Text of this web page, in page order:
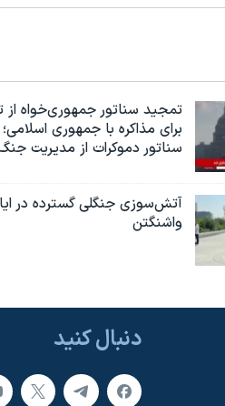
تمجید سناتور جمهوری‌خواه از
برای مذاکره با جمهوری اسلامی؛
سناتور دموکرات از مدیریت
آتش‌سوزی جنگلی گسترده در
واشنگتن
دنبال کنید